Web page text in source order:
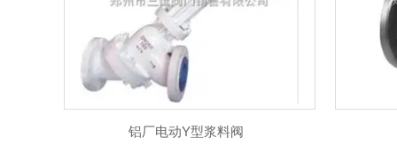
电动阀门系列
标准气缸
角座阀
铝厂电动Y型浆料阀